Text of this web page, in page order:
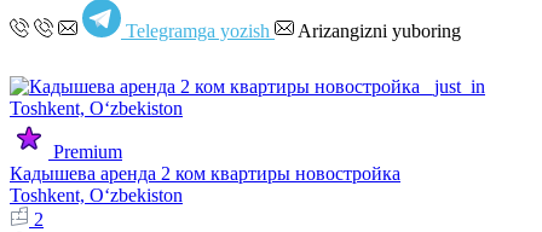
Telegramga yozish Arizangizni yuboring
Premium
Кадышева аренда 2 ком квартиры новостройка
Toshkent, Oʻzbekiston
2